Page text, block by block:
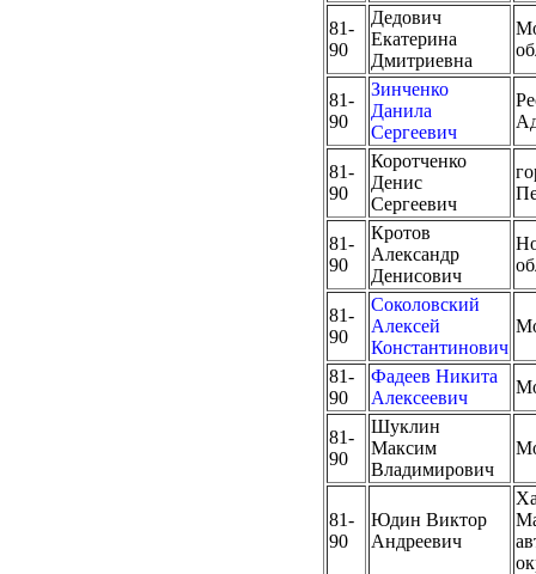
81-
90
Дедович
Екатерина
Дмитриевна
81-
90
Зинченко
Данила
Сергеевич
81-
90
Коротченко
Денис
Сергеевич
81-
90
Кротов
Александр
Денисович
81-
90
Соколовский
Алексей
Константинович
81-
90
Фадеев Никита
Алексеевич
81-
90
Шуклин
Максим
Владимирович
81-
90
Юдин Виктор
Андреевич